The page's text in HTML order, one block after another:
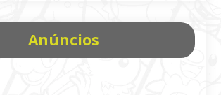
Anúncios